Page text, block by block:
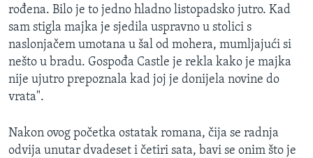
rođena. Bilo je to jedno hladno listopadsko jutro. Kad
sam stigla majka je sjedila uspravno u stolici s
naslonjačem umotana u šal od mohera, mumljajući si
nešto u bradu. Gospođa Castle je rekla kako je majka
nije ujutro prepoznala kad joj je donijela novine do
vrata".
Nakon ovog početka ostatak romana, čija se radnja
odvija unutar dvadeset i četiri sata, bavi se onim što je